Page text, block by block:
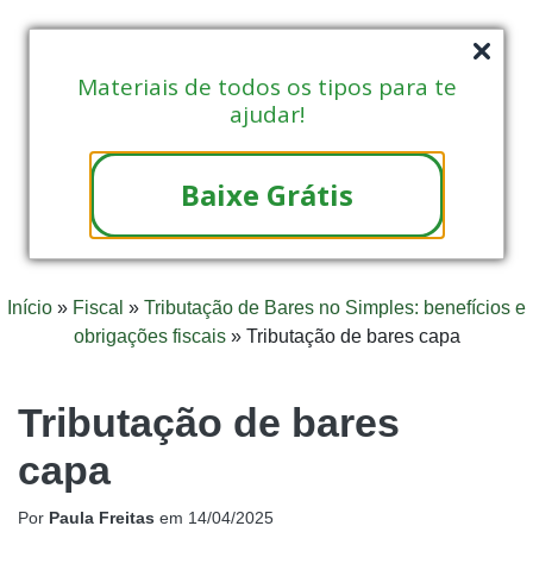
Materiais de todos os tipos para te
ajudar!
Baixe Grátis
Início » Fiscal » Tributação de Bares no Simples: benefícios e
obrigações fiscais» Tributação de bares capa
Tributação de bares
capa
Por Paula Freitas em 14/04/2025